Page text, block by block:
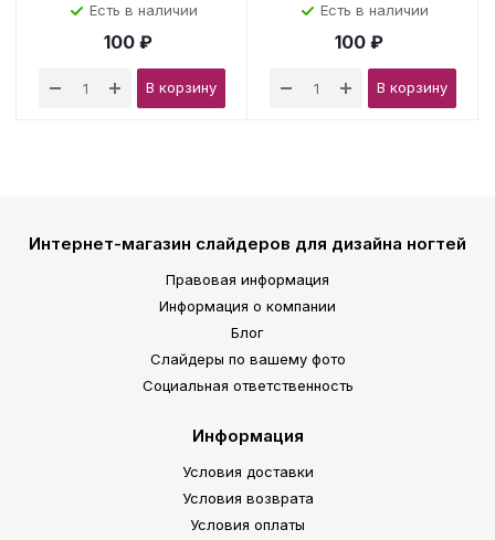
Есть в наличии
100 ₽
В корзину
Есть в наличии
100 ₽
В корзину
Интернет-магазин слайдеров для дизайна ногтей
Правовая информация
Информация о компании
Блог
Слайдеры по вашему фото
Социальная ответственность
Информация
Условия доставки
Условия возврата
Условия оплаты